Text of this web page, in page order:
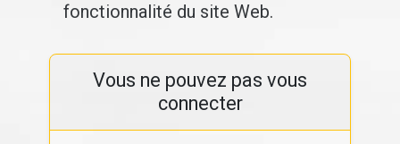
fonctionnalité du site Web.
Vous ne pouvez pas vous
connecter